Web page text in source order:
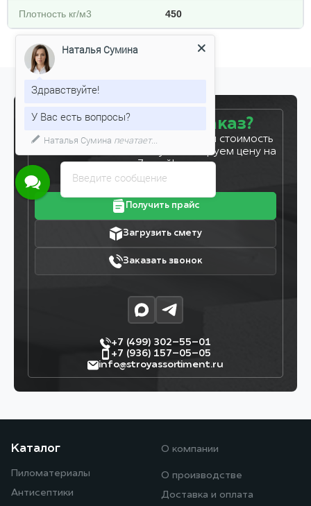
Плотность кг/м3 450
Готовы сделать заказ?
Оставьте заявку, и мы рассчитаем стоимость
вашего заказа за 5 минут. Фиксируем цену на
7 дней!
Получить прайс
Загрузить смету
Заказать звонок
+7 (499) 302–55–01
+7 (936) 157–05–05
info@stroyassortiment.ru
Каталог
Пиломатериалы
Антисептики
О компании
О производстве
Доставка и оплата
Введите сообщение
Наталья Сумина
Здравствуйте!
У Вас есть вопросы?
Наталья Сумина печатает...